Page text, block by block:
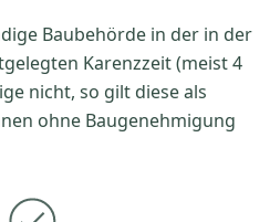
Baubehörde in der in der
Karenzzeit (meist 4
nicht, so gilt diese als
ohne Baugenehmigung